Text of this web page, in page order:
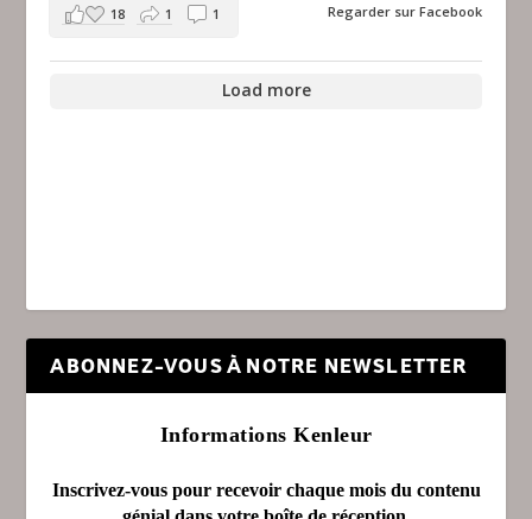
Regarder sur Facebook
18 1 1
Load more
ABONNEZ-VOUS À NOTRE NEWSLETTER
Informations Kenleur
Inscrivez-vous pour recevoir chaque mois du contenu